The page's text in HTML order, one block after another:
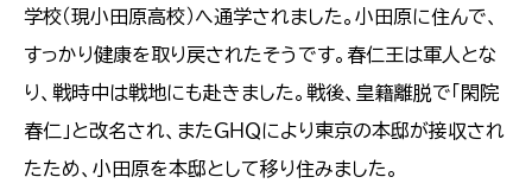
学校（現小田原高校）へ通学されました。小田原に住んで、
すっかり健康を取り戻されたそうです。春仁王は軍人とな
り、戦時中は戦地にも赴きました。戦後、皇籍離脱で「閑院
春仁」と改名され、またＧＨＱにより東京の本邸が接収され
たため、小田原を本邸として移り住みました。